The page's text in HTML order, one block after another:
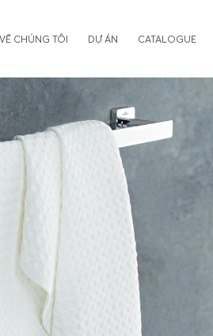
VỀ CHÚNG TÔI DỰ ÁN CATALOGUE